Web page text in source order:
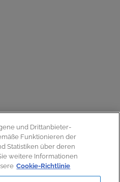
und Drittanbieter-
Funktionieren der
Statistiken über deren
weitere Informationen
Cookie-Richtlinie